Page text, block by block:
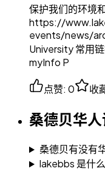
保护我们的环境
https://
events/news/
University 常用
myInfo P
点赞: 0 收
桑德贝华人
桑德贝有没有
lakebbs 是什么